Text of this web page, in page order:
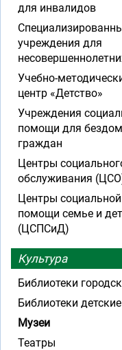
для инвалидов
учреждения для
Учебно-
центр «Детство»
Учреждения
помощи для
граждан
Центры
обслуживания
Центры социальной
помощи семье и
(ЦСПСиД)
Культура
Библиотеки
Библиотеки детские
Музеи
Театры